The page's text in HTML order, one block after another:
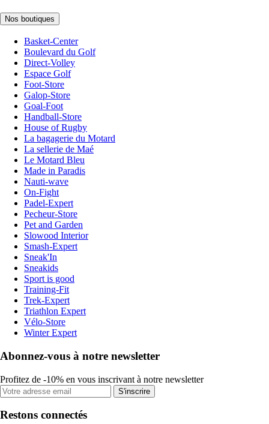
Nos boutiques
Basket-Center
Boulevard du Golf
Direct-Volley
Espace Golf
Foot-Store
Galop-Store
Goal-Foot
Handball-Store
House of Rugby
La bagagerie du Motard
La sellerie de Maé
Le Motard Bleu
Made in Paradis
Nauti-wave
On-Fight
Padel-Expert
Pecheur-Store
Pet and Garden
Slowood Interior
Smash-Expert
Sneak'In
Sneakids
Sport is good
Training-Fit
Trek-Expert
Triathlon Expert
Vélo-Store
Winter Expert
Abonnez-vous à notre newsletter
Profitez de -10% en vous inscrivant à notre newsletter
S'inscrire
Restons connectés